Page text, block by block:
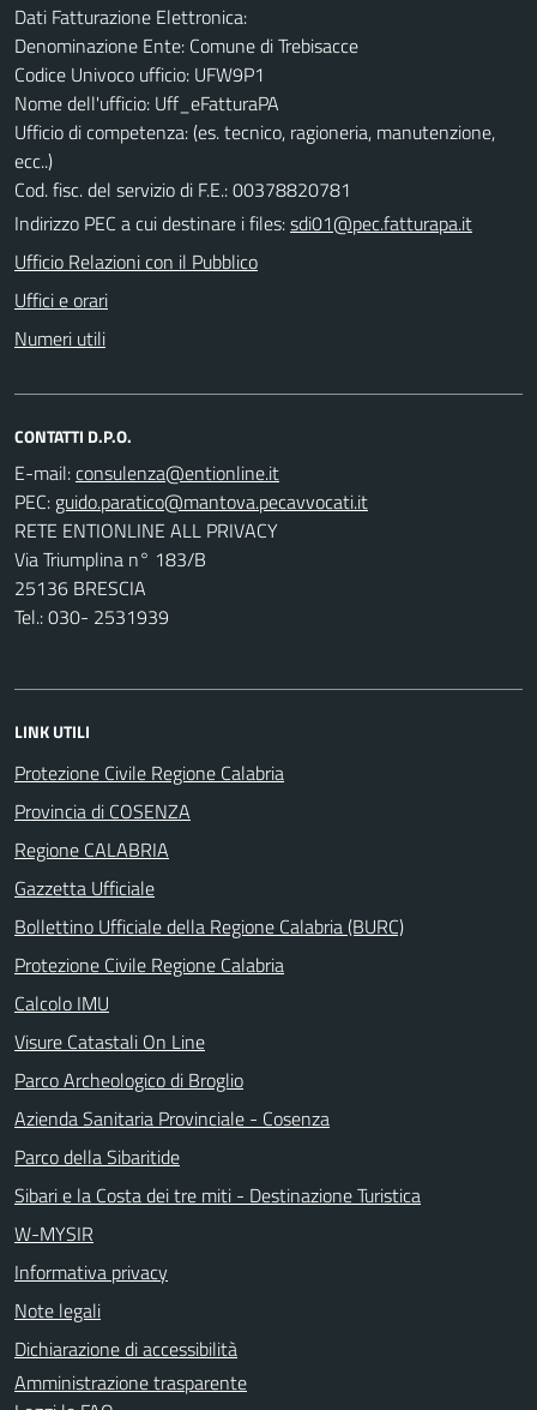
Dati Fatturazione Elettronica:
Denominazione Ente: Comune di Trebisacce
Codice Univoco ufficio: UFW9P1
Nome dell'ufficio: Uff_eFatturaPA
Ufficio di competenza: (es. tecnico, ragioneria, manutenzione,
ecc..)
Cod. fisc. del servizio di F.E.: 00378820781
Indirizzo PEC a cui destinare i files:sdi01@pec.fatturapa.it
Ufficio Relazioni con il Pubblico
Uffici e orari
Numeri utili
CONTATTI D.P.O.
E-mail:
PEC:
RETE ENTIONLINE ALL PRIVACY
Via Triumplina n° 183/B
25136 BRESCIA
Tel.: 030- 2531939
LINK UTILI
Protezione Civile Regione Calabria
Provincia di COSENZA
Regione CALABRIA
Gazzetta Ufficiale
Bollettino Ufficiale della Regione Calabria (BURC)
Protezione Civile Regione Calabria
Calcolo IMU
Visure Catastali On Line
Parco Archeologico di Broglio
Azienda Sanitaria Provinciale - Cosenza
Parco della Sibaritide
Sibari e la Costa dei tre miti - Destinazione Turistica
W-MYSIR
Informativa privacy
Note legali
Dichiarazione di accessibilità
Amministrazione trasparente